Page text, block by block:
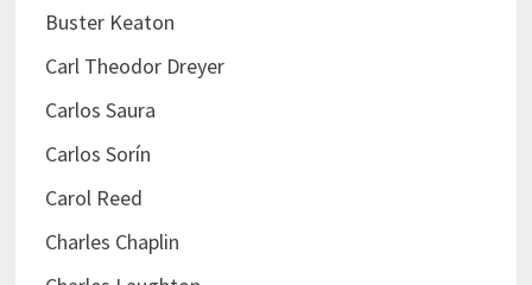
Buster Keaton
Carl Theodor Dreyer
Carlos Saura
Carlos Sorín
Carol Reed
Charles Chaplin